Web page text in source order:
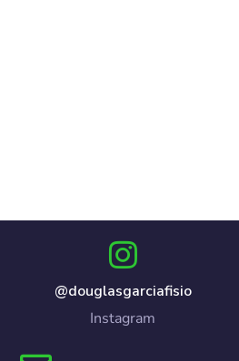
@douglasgarciafisio
Instagram